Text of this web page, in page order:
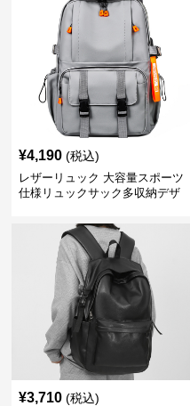
¥4,190 (税込)
レザーリュック 大容量スポーツ
仕様リュックサック多収納デザ
¥3,710 (税込)